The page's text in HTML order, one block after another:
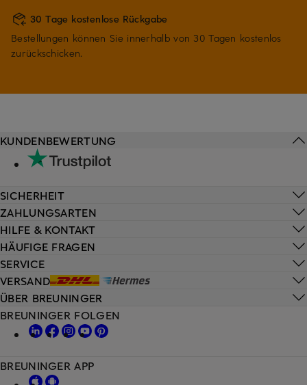
30 Tage kostenlose Rückgabe
Bestellungen können Sie innerhalb von 30 Tagen kostenlos
zurückschicken.
HILFE & KONTAKT
HÄUFIGE FRAGEN
SERVICE
VERSAND
KUNDENBEWERTUNG
SICHERHEIT
ZAHLUNGSARTEN
ÜBER BREUNINGER
BREUNINGER FOLGEN
BREUNINGER APP